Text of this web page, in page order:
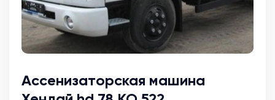
Ассенизаторская машина